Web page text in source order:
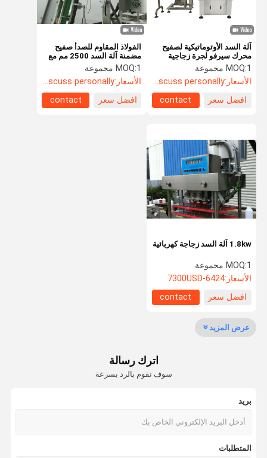
الصفحة
منتجات
آلة السد الأوتوماتيكية لصفيح
محرك سيرفو لجرة زجاجية
MOQ:1 مجموعة
الأسعار:Discuss personally
افضل سعر
contact
الفولاذ المقاوم للصدأ صفيح
مضمنة آلة السد 2500 مم مع
محرك سيرفو
MOQ:1 مجموعة
الأسعار:Discuss personally
افضل سعر
contact
1.8kw آلة السد زجاجة كهربائية
MOQ:1 مجموعة
الأسعار:6424-7300USD
افضل سعر
contact
عرض المزيد
اترك رسالة
سوف نقوم بالرد بسرعة
بريد
المتطلبات